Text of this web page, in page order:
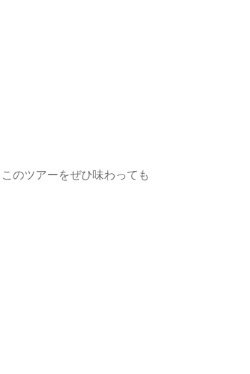
のツアーをぜひ味わっても